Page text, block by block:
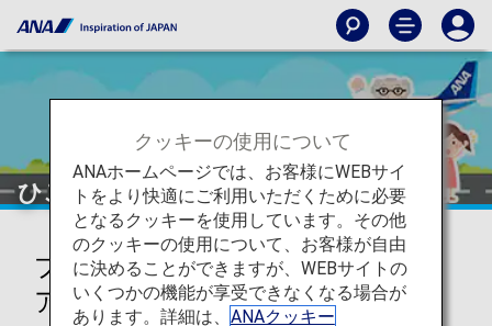
ひこうきキッズをめざせ！
プレインはかせとミッションクリ
ア
クッキーの使用について
ANAホームページでは、お客様にWEBサイ
トをより快適にご利用いただくために必要
となるクッキーを使用しています。その他
のクッキーの使用について、お客様が自由
に決めることができますが、WEBサイトの
いくつかの機能が享受できなくなる場合が
あります。詳細は、 ANAクッキー